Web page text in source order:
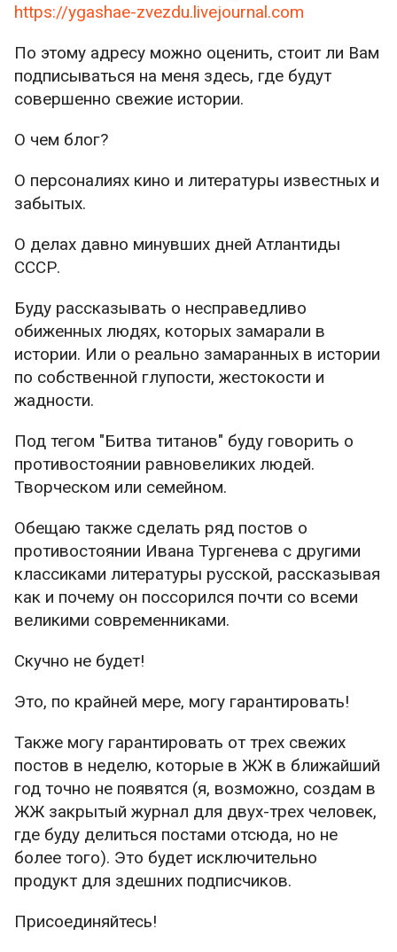
https://ygashae-zvezdu.livejournal.com
По этому адресу можно оценить, стоит ли Вам
подписываться на меня здесь, где будут
совершенно свежие истории.
О чем блог?
О персоналиях кино и литературы известных и
забытых.
О делах давно минувших дней Атлантиды
СССР.
Буду рассказывать о несправедливо
обиженных людях, которых замарали в
истории. Или о реально замаранных в истории
по собственной глупости, жестокости и
жадности.
Под тегом "Битва титанов" буду говорить о
противостоянии равновеликих людей.
Творческом или семейном.
Обещаю также сделать ряд постов о
противостоянии Ивана Тургенева с другими
классиками литературы русской, рассказывая
как и почему он поссорился почти со всеми
великими современниками.
Скучно не будет!
Это, по крайней мере, могу гарантировать!
Также могу гарантировать от трех свежих
постов в неделю, которые в ЖЖ в ближайший
год точно не появятся (я, возможно, создам в
ЖЖ закрытый журнал для двух-трех человек,
где буду делиться постами отсюда, но не
более того). Это будет исключительно
продукт для здешних подписчиков.
Присоединяйтесь!